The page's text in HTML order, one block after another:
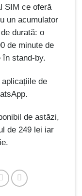
SIM ce oferă
un acumulator
durată: o
de minute de
în stand-by.
de
de astăzi,
de 249 lei iar